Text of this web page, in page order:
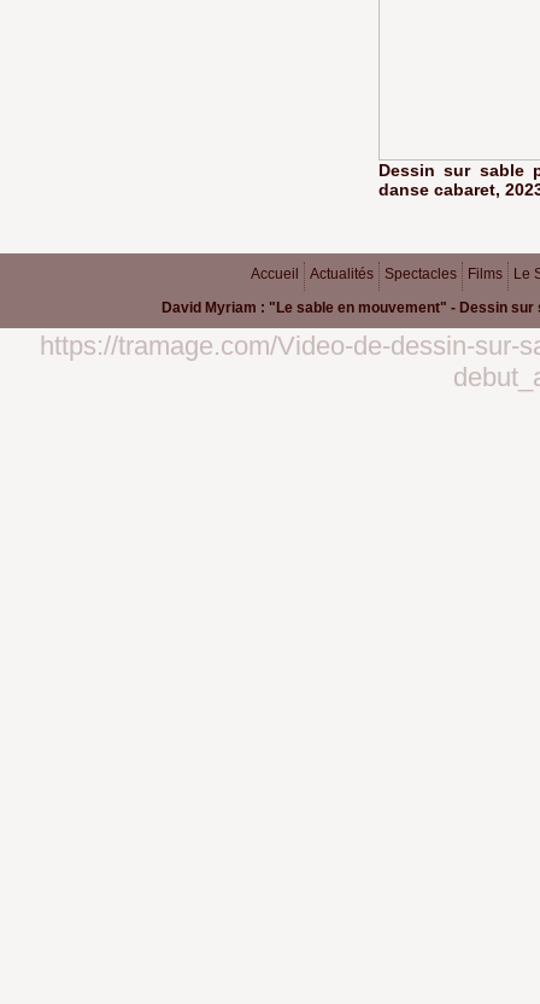
Dessin sur sable
danse cabaret,
Accueil Actualités Spectacles Films
Le
David Myriam : "Le sable en mouvement" - Dessin sur
https://tramage.com/Video-de-dessin-sur-